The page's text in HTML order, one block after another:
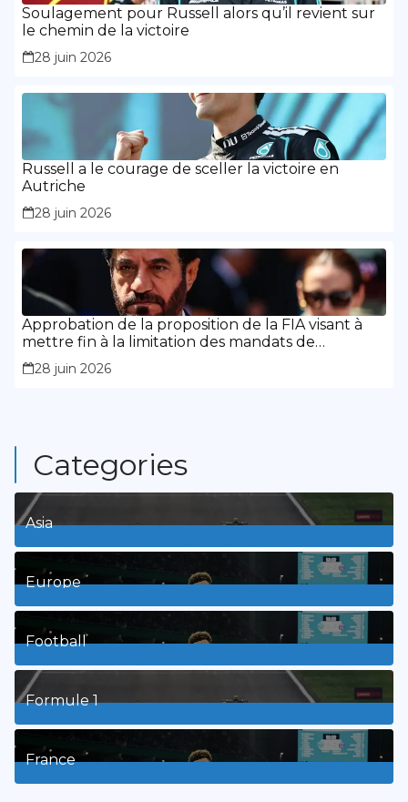
Soulagement pour Russell alors qu’il revient sur
le chemin de la victoire
28 juin 2026
Russell a le courage de sceller la victoire en
Autriche
28 juin 2026
Approbation de la proposition de la FIA visant à
mettre fin à la limitation des mandats de
présidence
28 juin 2026
Categories
Asia
1Posts
Europe
3Posts
Football
8Posts
Formule 1
3Posts
France